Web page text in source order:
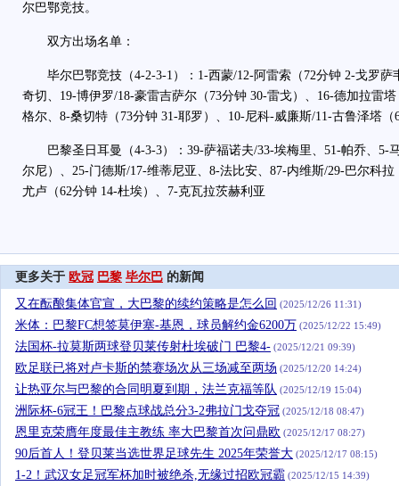
尔巴鄂竞技。
双方出场名单：
毕尔巴鄂竞技（4-2-3-1）：1-西蒙/12-阿雷索（72分钟 2-戈罗萨
奇切、19-博伊罗/18-豪雷吉萨尔（73分钟 30-雷戈）、16-德加拉雷
格尔、8-桑切特（73分钟 31-耶罗）、10-尼科-威廉斯/11-古鲁泽塔（
巴黎圣日耳曼（4-3-3）：39-萨福诺夫/33-埃梅里、51-帕乔、5-
尔尼）、25-门德斯/17-维蒂尼亚、8-法比安、87-内维斯/29-巴尔科
尤卢（62分钟 14-杜埃）、7-克瓦拉茨赫利亚
更多关于 欧冠 巴黎 毕尔巴 的新闻
又在酝酿集体官宣，大巴黎的续约策略是怎么回 (2025/12/26 11:31)
米体：巴黎FC想签莫伊塞-基恩，球员解约金6200万 (2025/12/22 15:49)
法国杯-拉莫斯两球登贝莱传射杜埃破门 巴黎4- (2025/12/21 09:39)
欧足联已将对卢卡斯的禁赛场次从三场减至两场 (2025/12/20 14:24)
让热亚尔与巴黎的合同明夏到期，法兰克福等队 (2025/12/19 15:04)
洲际杯-6冠王！巴黎点球战总分3-2弗拉门戈夺冠 (2025/12/18 08:47)
恩里克荣膺年度最佳主教练 率大巴黎首次问鼎欧 (2025/12/17 08:27)
90后首人！登贝莱当选世界足球先生 2025年荣誉大 (2025/12/17 08:15)
1-2！武汉女足冠军杯加时被绝杀,无缘过招欧冠霸 (2025/12/15 14:39)